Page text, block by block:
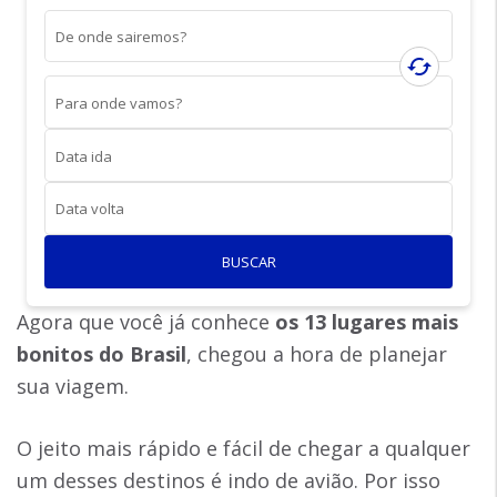
De onde sairemos?
cached
Para onde vamos?
Data ida
Data volta
BUSCAR
Agora que você já conhece os 13 lugares mais
bonitos do Brasil, chegou a hora de planejar
sua viagem.
O jeito mais rápido e fácil de chegar a qualquer
um desses destinos é indo de avião. Por isso